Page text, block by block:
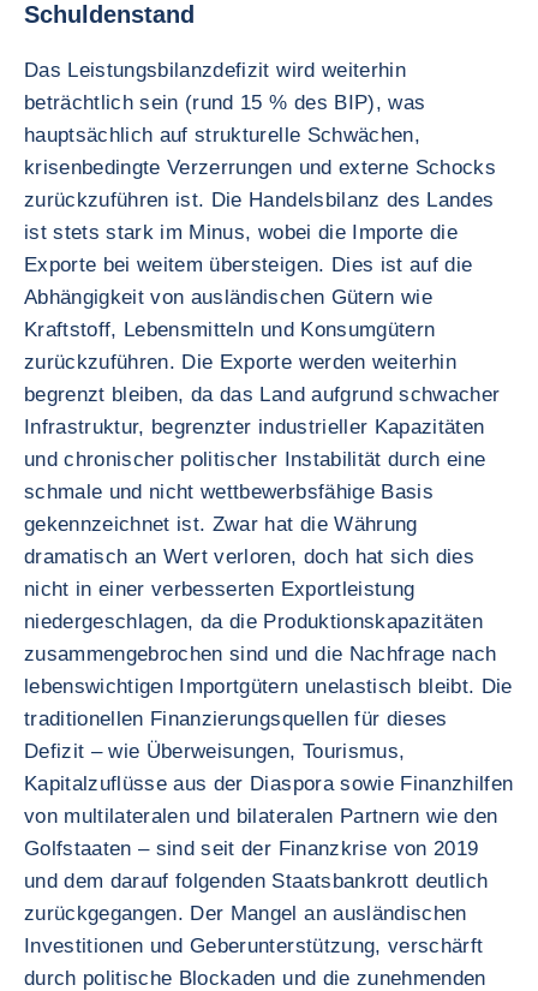
Schuldenstand
Das Leistungsbilanzdefizit wird weiterhin
beträchtlich sein (rund 15 % des BIP), was
hauptsächlich auf strukturelle Schwächen,
krisenbedingte Verzerrungen und externe Schocks
zurückzuführen ist. Die Handelsbilanz des Landes
ist stets stark im Minus, wobei die Importe die
Exporte bei weitem übersteigen. Dies ist auf die
Abhängigkeit von ausländischen Gütern wie
Kraftstoff, Lebensmitteln und Konsumgütern
zurückzuführen. Die Exporte werden weiterhin
begrenzt bleiben, da das Land aufgrund schwacher
Infrastruktur, begrenzter industrieller Kapazitäten
und chronischer politischer Instabilität durch eine
schmale und nicht wettbewerbsfähige Basis
gekennzeichnet ist. Zwar hat die Währung
dramatisch an Wert verloren, doch hat sich dies
nicht in einer verbesserten Exportleistung
niedergeschlagen, da die Produktionskapazitäten
zusammengebrochen sind und die Nachfrage nach
lebenswichtigen Importgütern unelastisch bleibt. Die
traditionellen Finanzierungsquellen für dieses
Defizit – wie Überweisungen, Tourismus,
Kapitalzuflüsse aus der Diaspora sowie Finanzhilfen
von multilateralen und bilateralen Partnern wie den
Golfstaaten – sind seit der Finanzkrise von 2019
und dem darauf folgenden Staatsbankrott deutlich
zurückgegangen. Der Mangel an ausländischen
Investitionen und Geberunterstützung, verschärft
durch politische Blockaden und die zunehmenden